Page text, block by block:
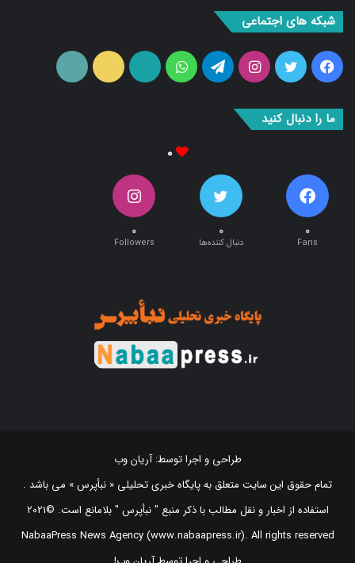
شبکه های اجتماعی
فیس
توییتر اینستاگرامتلگرام واتس
آپارات ایتا
ما را دنبال کنید
۰
۰
Fans
۰
دنبال کننده‌ها
۰
Followers
طراحی و اجرا توسط:آریان وب
تمام حقوق این سایت متعلق به پایگاه خبری تحلیلی « نبأپرس » می باشد .
استفاده از اخبار و نقل مطالب با ذکر منبع "‌ نبأپرس " بلامانع است. ©2021
NabaaPress News Agency (www.nabaapress.ir). All rights reserved